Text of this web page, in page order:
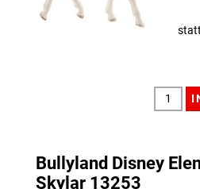
Bullyland Disney
Skylar 13253